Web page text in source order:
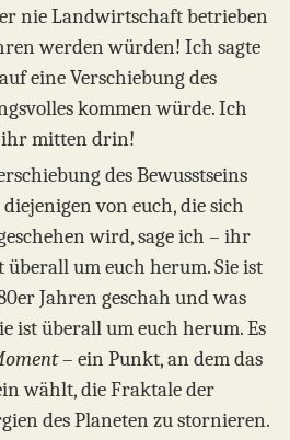
nie Landwirtschaft betrieben
werden würden! Ich sagte
eine Verschiebung des
kommen würde. Ich
ihr mitten drin!
des Bewusstseins
von euch, die sich
wird, sage ich – ihr
überall um euch herum. Sie ist
Jahren geschah und was
ist überall um euch herum. Es
– ein Punkt, an dem das
wählt, die Fraktale der
des Planeten zu stornieren.